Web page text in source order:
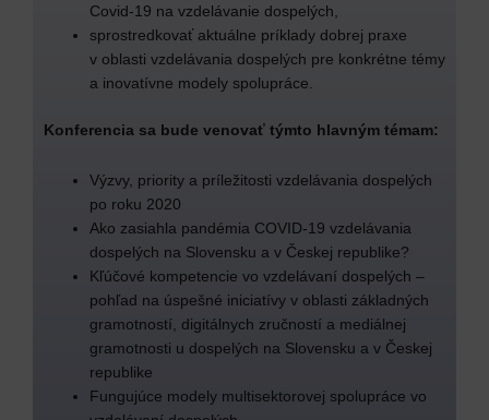
Covid-19 na vzdelávanie dospelých,
sprostredkovať aktuálne príklady dobrej praxe
v oblasti vzdelávania dospelých pre konkrétne témy
a inovatívne modely spolupráce.
Konferencia sa bude venovať týmto hlavným témam:
Výzvy, priority a príležitosti vzdelávania dospelých
po roku 2020
Ako zasiahla pandémia COVID-19 vzdelávania
dospelých na Slovensku a v Českej republike?
Kľúčové kompetencie vo vzdelávaní dospelých –
pohľad na úspešné iniciatívy v oblasti základných
gramotností, digitálnych zručností a mediálnej
gramotnosti u dospelých na Slovensku a v Českej
republike
Fungujúce modely multisektorovej spolupráce vo